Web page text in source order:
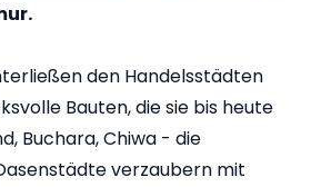
den Handelsstädten
Bauten, die sie bis heute
Buchara, Chiwa - die
verzaubern mit